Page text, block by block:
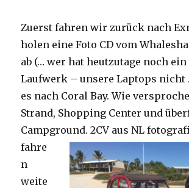
Zuerst fahren wir zurück nach
holen eine Foto CD vom
ab (… wer hat heutzutage noch ein
Laufwerk – unsere Laptops nicht
es nach Coral Bay. Wie
Strand, Shopping Center und
Campground.2CV aus NL
fahre
n
weite